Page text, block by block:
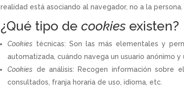
realidad está asociando al navegador, no a la persona.
¿Qué tipo decookies existen?
Cookies técnicas: Son las más elementales y
automatizada, cuándo navega un usuario anónimo
Cookies de análisis: Recogen información sobre
consultados, franja horaria de uso, idioma, etc.